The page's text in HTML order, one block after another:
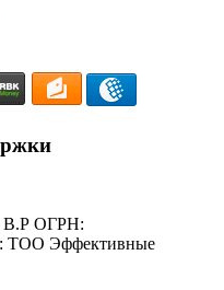
В.Р ОГРН:
ТОО Эффективные